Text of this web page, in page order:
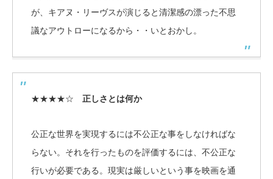
が、キアヌ・リーヴスが演じると清潔感の漂った不思
議なアウトローになるから・・いとおかし。
★★★★☆ 正しさとは何か
公正な世界を実現するには不公正な事をしなければな
らない。それを行ったものを評価するには、不公正な
行いが必要である。現実は厳しいという事を映画を通